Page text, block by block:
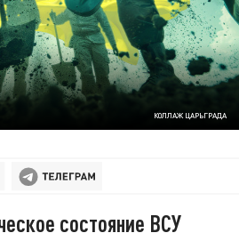
КОЛЛАЖ ЦАРЬГРАДА
состояние ВСУ